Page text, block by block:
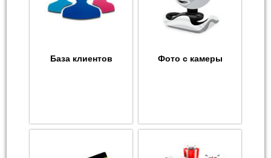
База клиентов Фото с камеры